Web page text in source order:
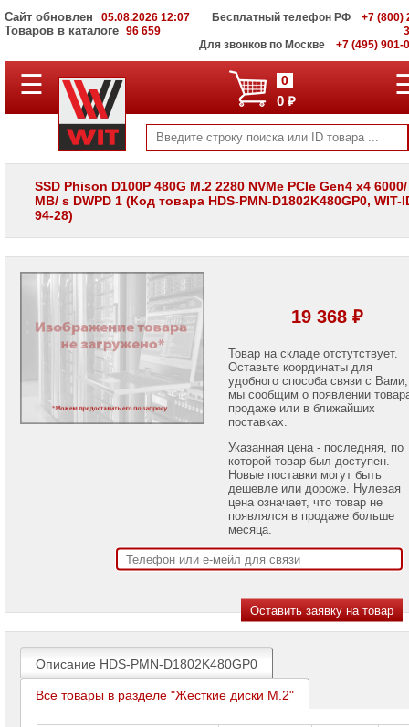
Сайт обновлен 05.08.2026 12:07
Товаров в каталоге 96 659
Бесплатный телефон РФ
+7 (800)
Для звонков по Москве
+7 (495) 901-
ПОЛНЫЙ
КАТАЛОГ
Корпоративные
серверы
WIT
Системы
хранения
данных
Мониторы
LCD
панели
проекторов
Принтеры
Серверы
Brand
☰ 0
0 ₽
SSD Phison D100P 480G M.2 2280 NVMe PCIe Gen4 x4
MB/ s DWPD 1 (Код товара HDS-PMN-D1802K480GP0, WIT-
94-28)
19 368 ₽
Товар на складе отстутствует.
Оставьте координаты для
удобного способа связи с Вами,
мы сообщим о появлении
продаже или в ближайших
поставках.
Указанная цена - последняя, по
которой товар был доступен.
Новые поставки могут быть
дешевле или дороже. Нулевая
цена означает, что товар не
появлялся в продаже больше
месяца.
Описание HDS-PMN-D1802K480GP0
Все товары в разделе "Жесткие диски M.2"